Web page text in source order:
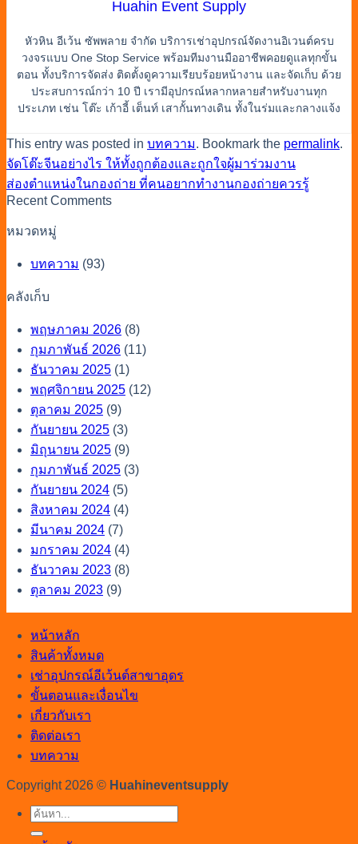
Huahin Event Supply
หัวหิน อีเว้น ซัพพลาย จำกัด บริการเช่าอุปกรณ์จัดงานอิเวนต์ครบ
วงจรแบบ One Stop Service พร้อมทีมงานมืออาชีพคอยดูแลทุกขั้น
ตอน ทั้งบริการจัดส่ง ติดตั้งดูความเรียบร้อยหน้างาน และจัดเก็บ ด้วย
ประสบการณ์กว่า 10 ปี เรามีอุปกรณ์หลากหลายสำหรับงานทุก
ประเภท เช่น โต๊ะ เก้าอี้ เต็นท์ เสากั้นทางเดิน ทั้งในร่มและกลางแจ้ง
This entry was posted in บทความ. Bookmark the permalink.
จัดโต๊ะจีนอย่างไร ให้ทั้งถูกต้องและถูกใจผู้มาร่วมงาน
ส่องตำแหน่งในกองถ่าย ที่คนอยากทำงานกองถ่ายควรรู้
Recent Comments
หมวดหมู่
บทความ (93)
คลังเก็บ
พฤษภาคม 2026 (8)
กุมภาพันธ์ 2026 (11)
ธันวาคม 2025 (1)
พฤศจิกายน 2025 (12)
ตุลาคม 2025 (9)
กันยายน 2025 (3)
มิถุนายน 2025 (9)
กุมภาพันธ์ 2025 (3)
กันยายน 2024 (5)
สิงหาคม 2024 (4)
มีนาคม 2024 (7)
มกราคม 2024 (4)
ธันวาคม 2023 (8)
ตุลาคม 2023 (9)
หน้าหลัก
สินค้าทั้งหมด
เช่าอุปกรณ์อีเว้นต์สาขาอุดร
ขั้นตอนและเงื่อนไข
เกี่ยวกับเรา
ติดต่อเรา
บทความ
Copyright 2026 © Huahineventsupply
ค้นหา: